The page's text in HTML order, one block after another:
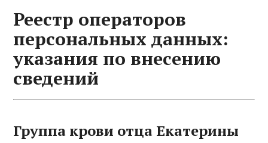
Реестр операторов
персональных данных:
указания по внесению
сведений
Группа крови отца Екатерины